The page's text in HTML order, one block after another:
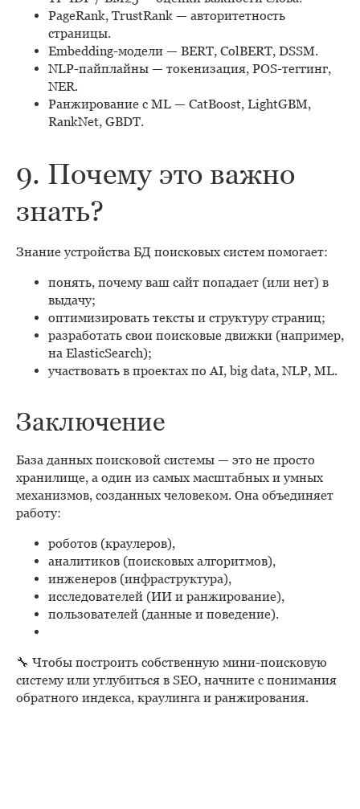
PageRank, TrustRank — авторитетность
страницы.
Embedding-модели — BERT, ColBERT, DSSM.
NLP-пайплайны — токенизация, POS-теггинг,
NER.
Ранжирование с ML — CatBoost, LightGBM,
RankNet, GBDT.
9. Почему это важно
знать?
Знание устройства БД поисковых систем помогает:
понять, почему ваш сайт попадает (или нет) в
выдачу;
оптимизировать тексты и структуру страниц;
разработать свои поисковые движки (например,
на ElasticSearch);
участвовать в проектах по AI, big data, NLP, ML.
Заключение
База данных поисковой системы — это не просто
хранилище, а один из самых масштабных и умных
механизмов, созданных человеком. Она объединяет
работу:
роботов (краулеров),
аналитиков (поисковых алгоритмов),
инженеров (инфраструктура),
исследователей (ИИ и ранжирование),
пользователей (данные и поведение).
🔧 Чтобы построить собственную мини-поисковую
систему или углубиться в SEO, начните с понимания
обратного индекса, краулинга и ранжирования.